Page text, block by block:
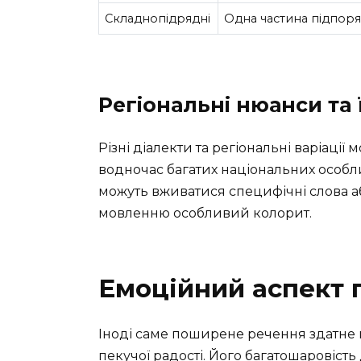
Складнопідрядні Одна частина
Регіональні нюанси та
Різні діалекти та регіональні
водночас багатих національних
можуть вживатися специфічні слова
мовленню особливий колорит.
Емоційний
Іноді саме поширене речення здатне
пекучої радості. Його